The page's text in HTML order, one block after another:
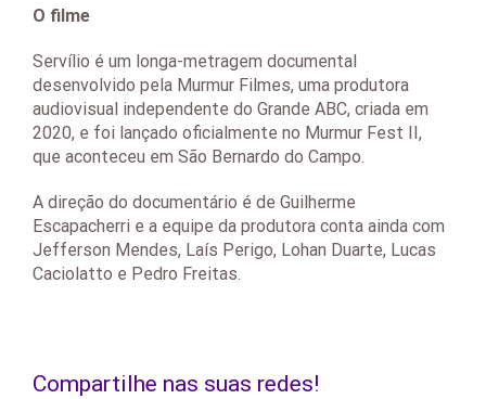
O filme
Servílio é um longa-metragem documental
desenvolvido pela Murmur Filmes, uma produtora
audiovisual independente do Grande ABC, criada em
2020, e foi lançado oficialmente no Murmur Fest II,
que aconteceu em São Bernardo do Campo.
A direção do documentário é de Guilherme
Escapacherri e a equipe da produtora conta ainda com
Jefferson Mendes, Laís Perigo, Lohan Duarte, Lucas
Caciolatto e Pedro Freitas.
Compartilhe nas suas redes!